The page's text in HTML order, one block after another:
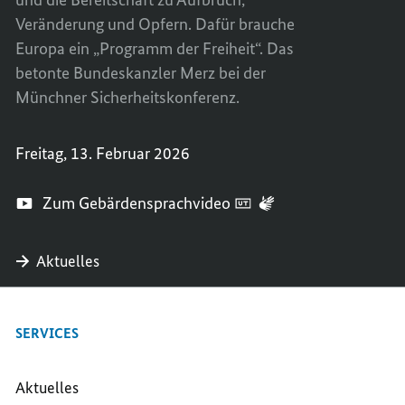
Veränderung und Opfern. Dafür brauche
Europa ein „Programm der Freiheit“. Das
betonte Bundeskanzler Merz bei der
Münchner Sicherheitskonferenz.
Freitag, 13. Februar 2026
Zum Gebärdensprachvideo
Aktuelles
SERVICES
Aktuelles